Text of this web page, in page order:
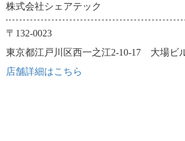
株式会社シェアテック
〒132-0023
東京都江戸川区西一之江2-10-17 大場ビ
店舗詳細はこちら